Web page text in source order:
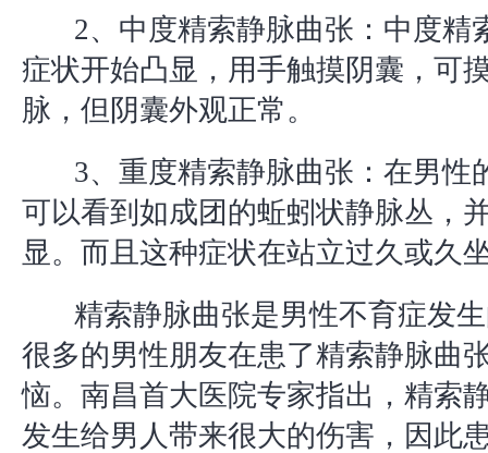
2、中度精索静脉曲张：中度精
症状开始凸显，用手触摸阴囊，可
脉，但阴囊外观正常。
3、重度精索静脉曲张：在男性
可以看到如成团的蚯蚓状静脉丛，
显。而且这种症状在站立过久或久
精索静脉曲张是男性不育症发
很多的男性朋友在患了精索静脉曲
恼。南昌首大医院专家指出，精索
发生给男人带来很大的伤害，因此